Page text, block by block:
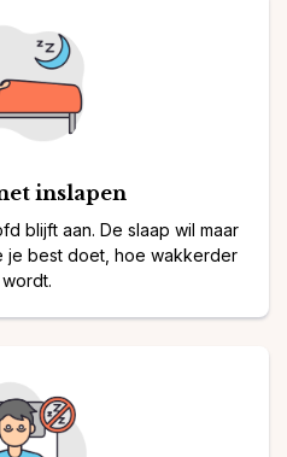
inslapen
blijft aan. De slaap wil maar
je best doet, hoe wakkerder